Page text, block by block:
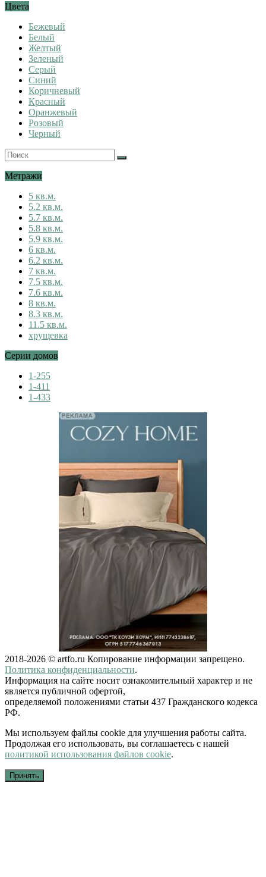
Цвета
Бежевый
Белый
Желтый
Зеленый
Серый
Синий
Коричневый
Красный
Оранжевый
Розовый
Черный
Метражи
5 кв.м.
5.2 кв.м.
5.7 кв.м.
5.8 кв.м.
5.9 кв.м.
6 кв.м.
6.2 кв.м.
7 кв.м.
7.5 кв.м.
7.6 кв.м.
8 кв.м.
8.3 кв.м.
11.5 кв.м.
хрущевка
Серии домов
1-255
1-411
1-433
2018-2026 © artfo.ru Копирование информации запрещено.
Политика конфиденциальности.
Информация на сайте носит ознакомительный характер и не
является публичной офертой,
определяемой положениями статьи 437 Гражданского кодекса
РФ.
Мы используем файлы cookie для улучшения работы сайта.
Продолжая его использовать, вы соглашаетесь с нашей
политикой использования файлов cookie.
Принять